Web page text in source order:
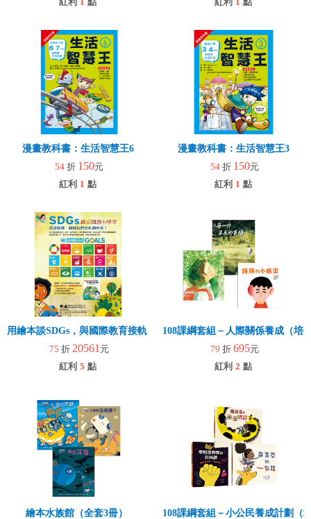
漫畫教科書：生活智慧王6
54 折 150元
紅利 1 點
漫畫教科書：生活智慧王3
54 折 150元
紅利 1 點
用繪本談SDGs，與國際教育接軌【延伸書單共80冊】
75 折 20561 元
紅利 5 點
108課綱套組－人際關係養成（培
79 折 695元
紅利 2 點
繪本水族館（全套3冊）
108課綱套組－小公民養成計劃（